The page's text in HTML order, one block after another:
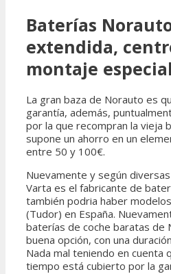
Baterías
extendida,
montaje
La gran baza de Norauto es
garantía, además,
por la que recompran la vieja
supone un ahorro en un
entre 50 y 100€.
Nuevamente y según
Varta es el fabricante de
también podria haber
(Tudor) en España.
baterías de coche baratas de
buena opción, con una
Nada mal teniendo en cuenta
tiempo está cubierto por la